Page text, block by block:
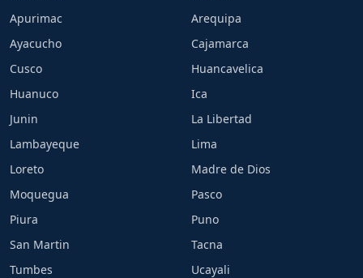
Apurimac
Arequipa
Ayacucho
Cajamarca
Cusco
Huancavelica
Huanuco
Ica
Junin
La Libertad
Lambayeque
Lima
Loreto
Madre de Dios
Moquegua
Pasco
Piura
Puno
San Martin
Tacna
Tumbes
Ucayali